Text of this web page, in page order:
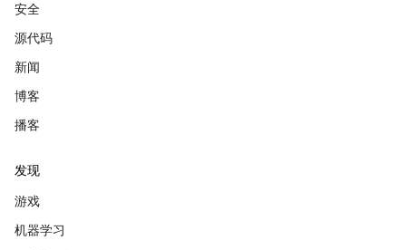
安全
源代码
新闻
博客
播客
发现
游戏
机器学习